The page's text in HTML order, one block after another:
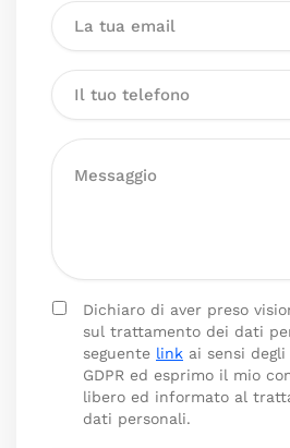
Dichiaro di aver preso
sul trattamento dei dati
seguente link ai sensi degli
GDPR ed esprimo il mio
libero ed informato al
dati personali.